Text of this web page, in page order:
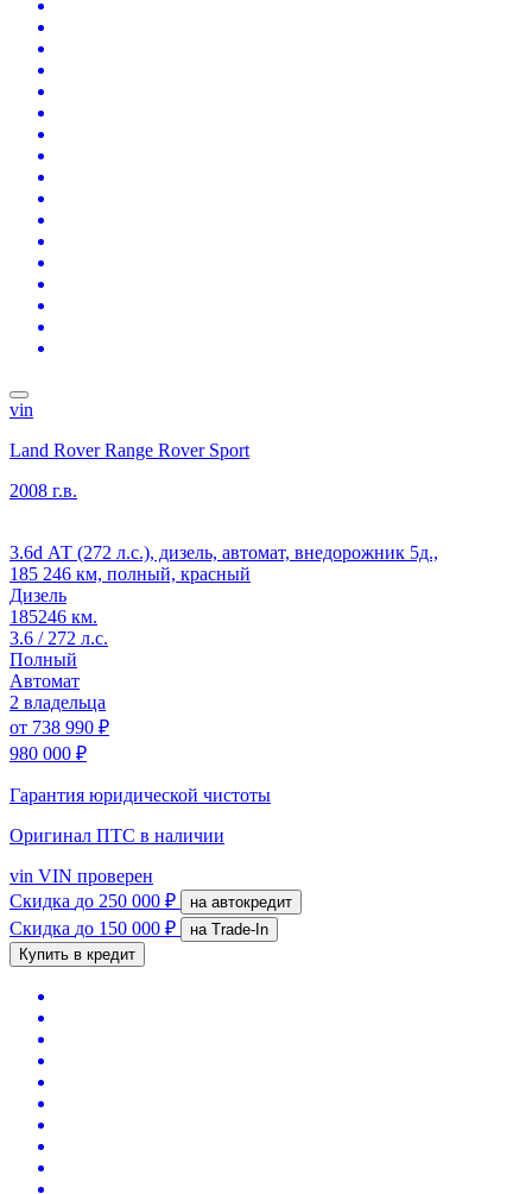
vin
Land Rover Range Rover Sport
2008 г.в.
3.6d АТ (272 л.с.), дизель, автомат, внедорожник 5д.,
185 246 км, полный, красный
Дизель
185246 км.
3.6 / 272 л.с.
Полный
Автомат
2 владельца
от 738 990 ₽
980 000 ₽
Гарантия юридической чистоты
Оригинал ПТС в наличии
vin VIN проверен
Скидка до 250 000 ₽ на автокредит
Скидка до 150 000 ₽
на Trade-In
Купить в кредит